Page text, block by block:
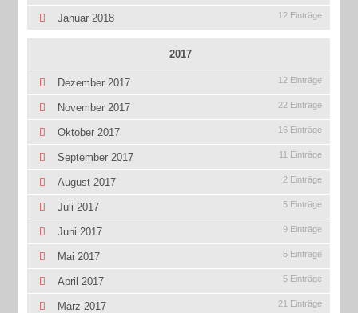
Januar 2018 12 Einträge
2017
Dezember 2017 12 Einträge
November 2017 22 Einträge
Oktober 2017 16 Einträge
September 2017 11 Einträge
August 2017 2 Einträge
Juli 2017 5 Einträge
Juni 2017 9 Einträge
Mai 2017 5 Einträge
April 2017 5 Einträge
März 2017 21 Einträge